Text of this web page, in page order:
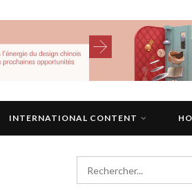
INTERNATIONAL CONTENT